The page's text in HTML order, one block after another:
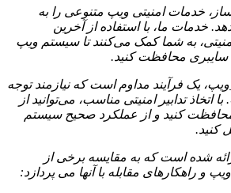
خدمات امنیتی ویپ متنوعی را به
خدمات ما، با استفاده از آخرین
به شما کمک می‌کنند تا سیستم ویپ
سایبری محافظت کنید.
یک فرآیند مداوم است که نیازمند توجه
تدابیر امنیتی مناسب، می‌توانید از
کنید و از عملکرد صحیح سیستم
کنید.
شده است که به مقایسه برخی از
و راهکارهای مقابله با آنها می پردازد: